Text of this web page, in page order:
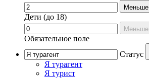
Меньше
Дети (до 18)
Меньше
Обязательное поле
Статус
Я турагент
Я турист